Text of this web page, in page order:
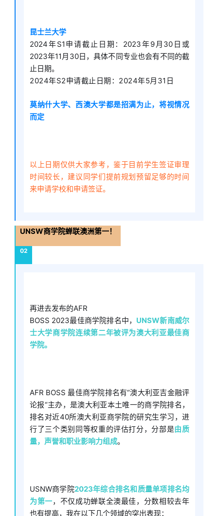
昆士兰大学
2024年S1申请截止日期：2023年9月30日或
2023年11月30日，具体不同专业也会有不同的截
止日期。
2024年S2申请截止日期：2024年5月31日
莫纳什大学、西澳大学都是招满为止，将视情况
而定
以上日期仅供大家参考，鉴于目前学生签证审理
时间较长，建议同学们提前规划预留足够的时间
来申请学校和申请签证。
UNSW商学院蝉联澳洲第一！
02
再进去发布的AFR
BOSS 2023最佳商学院排名中， UNSW新南威尔
士大学商学院连续第二年被评为澳大利亚最佳商
学院。
AFR BOSS 最佳商学院排名有“澳大利亚吉金融评
论报“主办，是澳大利亚本土唯一的商学院排名，
排名对近40所澳大利亚商学院的研究生学习，进
行了三个类别同等权重的评估打分，分部是由质
量，声誉和职业影响力组成。
USNW商学院2023年综合排名和质量单项排名均
为第一，不仅成功蝉联全澳最佳，分数相较去年
也有提高，我在以下几个领域的突出表现：